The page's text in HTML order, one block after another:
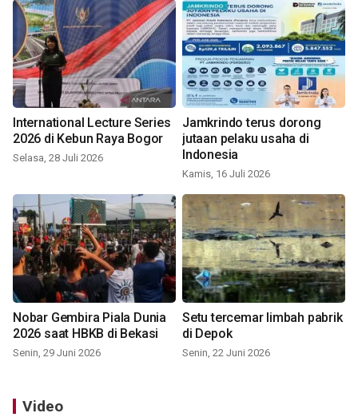
International Lecture Series
2026 di Kebun Raya Bogor
Selasa, 28 Juli 2026
Jamkrindo terus dorong
jutaan pelaku usaha di
Indonesia
Kamis, 16 Juli 2026
Nobar Gembira Piala Dunia
2026 saat HBKB di Bekasi
Senin, 29 Juni 2026
Setu tercemar limbah pabrik
di Depok
Senin, 22 Juni 2026
Video